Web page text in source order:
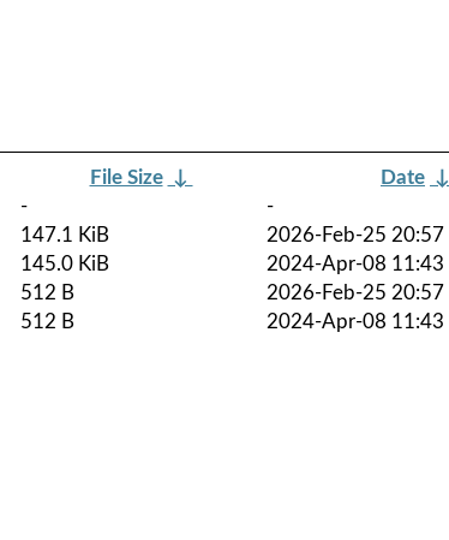
File Size ↓ Date ↓
-
-
147.1 KiB
2026-Feb-25 20:57
145.0 KiB
2024-Apr-08 11:43
512 B
2026-Feb-25 20:57
512 B 2024-Apr-08 11:43